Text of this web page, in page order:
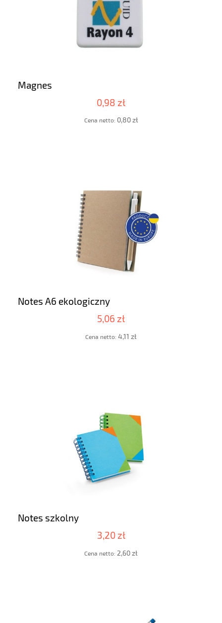
Magnes
0,98 zł
Cena netto: 0,80 zł
Notes A6 ekologiczny
5,06 zł
Cena netto: 4,11 zł
Notes szkolny
3,20 zł
Cena netto: 2,60 zł